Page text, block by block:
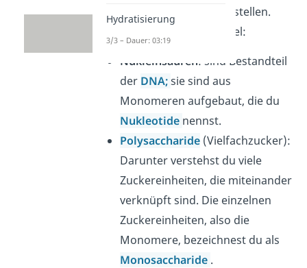
spezielle Biopolymere vorstellen.
Dazu gehören zum Beispiel:
Nukleinsäuren: sind Bestandteil
der DNA;sie sind aus
Monomeren aufgebaut, die du
Nukleotide nennst.
Polysaccharide (Vielfachzucker):
Darunter verstehst du viele
Zuckereinheiten, die miteinander
verknüpft sind. Die einzelnen
Zuckereinheiten, also die
Monomere, bezeichnest du als
Monosaccharide .
Hydratisierung
3/3 – Dauer: 03:19